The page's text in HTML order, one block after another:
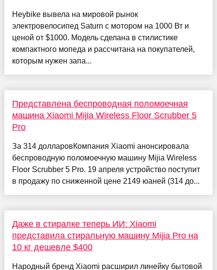
Heybike вывела на мировой рынок
электровелосипед Saturn с мотором на 1000 Вт и
ценой от $1000. Модель сделана в стилистике
компактного мопеда и рассчитана на покупателей,
которым нужен запа...
Представлена беспроводная поломоечная
машина Xiaomi Mijia Wireless Floor Scrubber 5
Pro
За 314 долларовКомпания Xiaomi анонсировала
беспроводную поломоечную машину Mijia Wireless
Floor Scrubber 5 Pro. 19 апреля устройство поступит
в продажу по сниженной цене 2149 юаней (314 до...
Даже в стиралке теперь ИИ: Xiaomi
представила стиральную машину Mijia Pro на
10 кг дешевле $400
Народный бренд Xiaomi расширил линейку бытовой